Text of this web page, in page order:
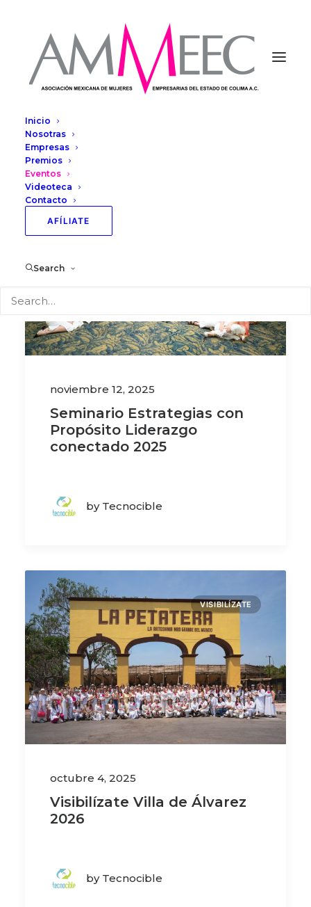
Inicio
Nosotras
Empresas
Premios
Eventos
Videoteca
Contacto
AFÍLIATE
Search
noviembre 12, 2025
Seminario Estrategias con
Propósito Liderazgo
conectado 2025
by Tecnocible
VISIBILÍZATE
octubre 4, 2025
Visibilízate Villa de Álvarez
2026
by Tecnocible